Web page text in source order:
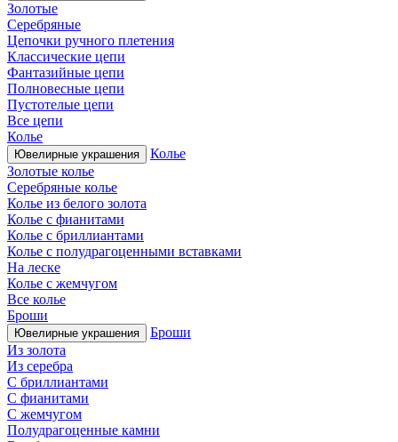
Золотые
Серебряные
Цепочки ручного плетения
Классические цепи
Фантазийные цепи
Полновесные цепи
Пустотелые цепи
Все цепи
Колье
Ювелирные украшения
Колье
Золотые колье
Серебряные колье
Колье из белого золота
Колье с фианитами
Колье с бриллиантами
Колье с полудрагоценными вставками
На леске
Колье с жемчугом
Все колье
Броши
Ювелирные украшения
Броши
Из золота
Из серебра
С бриллиантами
С фианитами
С жемчугом
Полудрагоценные камни